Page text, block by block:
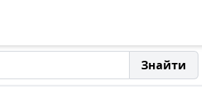
Знайти